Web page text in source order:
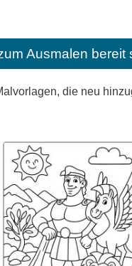
Ausmalen bereit
die neu